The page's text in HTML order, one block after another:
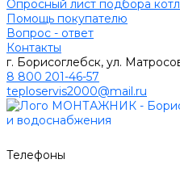
Опросный лист подбора
Помощь покупателю
Вопрос - ответ
Контакты
г. Борисоглебск, ул.
8 800 201-46-57
teploservis2000@mail.ru
Телефоны